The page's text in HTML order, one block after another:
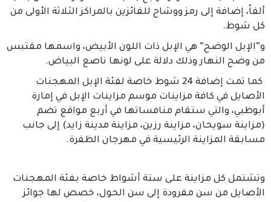
ألفاً، إضافة إلى رمز ووشاح للفائزين بالمراكز الثلاثة الأولى من
كل شوط.
و”الإبل الوضح” هي الإبل ذات اللون الأبيض، واسمها مقتبس
من وضح النهار وذلك دلالة على لونها ناصع البياض.
كما تمت إضافة 24 شوط خاصة لفئة الإبل المهجنات
الأصايل في كافة مزاينات موسم مزاينات الإبل في إمارة
أبوظبي، والتي ستقام منافساتها في أربع مواقع تضم
(مزاينة سويحان، مزاينة رزين، مزاينة مدينة زايد) إلى جانب
مسابقة المزاينة الرئيسية في مهرجان الظفرة.
وتشتمل كل مزاينة على ستة أشواط خاصة بفئة المهجنات
الأصايل من سن مفرودة إلى سن الحول، خصص لها جوائز